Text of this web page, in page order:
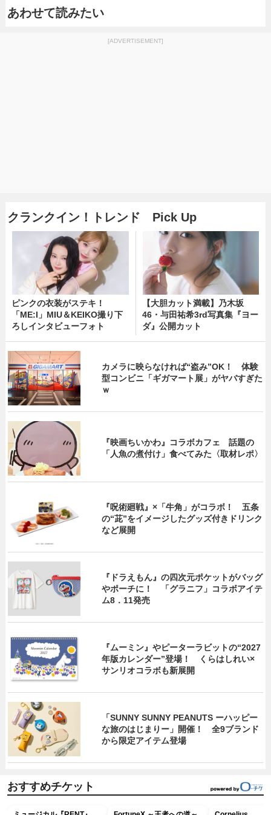
あわせて読みたい
[ADVERTISEMENT]
クランクイン！トレンド Pick Up
ピンクの衣装がステキ！
「ME:I」MIU＆KEIKO撮り下
ろしインタビューフォト
【大胆カット満載】乃木坂
46・与田祐希3rd写真集『ヨー
ダ』公開カット
カメラに映らなければ“盗み”OK！ 体験
型コンビニ「ギガマート展」がヤバすぎた
ｗ
『映画ちいかわ』コラボカフェ 話題の
「人魚の煮付け」食べてみた〈取材レポ〉
『呪術廻戦』×「牛角」がコラボ！ 五条
の“茈”をイメージしたグッズ付きドリンク
など展開
『ドラえもん』の四次元ポケットがバッグ
やポーチに！ 「グラニフ」コラボアイテ
ム8．11発売
『ムーミン』やピーターラビットの“2027
年版カレンダー”登場！ くらはしれい×
サンリオコラボも新展開
「SUNNY SUNNY PEANUTS ーハッピー
な旅のはじまりー」開催！ 全9ブランド
から限定アイテム登場
おすすめチケット